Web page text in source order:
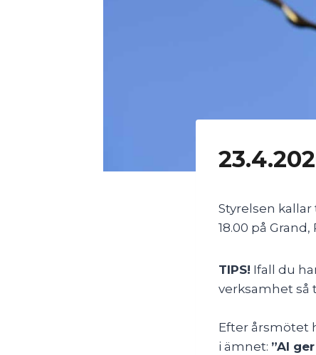
Styrelsen
18.00 på Grand,
TIPS! Ifall du
verksamhet så
Efter årsmötet
i ämnet: ”AI